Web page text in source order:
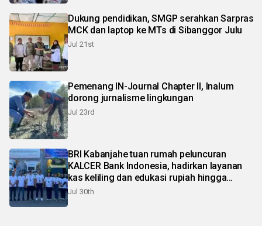
Dukung pendidikan, SMGP serahkan Sarpras
MCK dan laptop ke MTs di Sibanggor Julu
Jul 21st
Pemenang IN-Journal Chapter II, Inalum
dorong jurnalisme lingkungan
Jul 23rd
BRI Kabanjahe tuan rumah peluncuran
KALCER Bank Indonesia, hadirkan layanan
kas keliling dan edukasi rupiah hingga
pelosok Karo
Jul 30th